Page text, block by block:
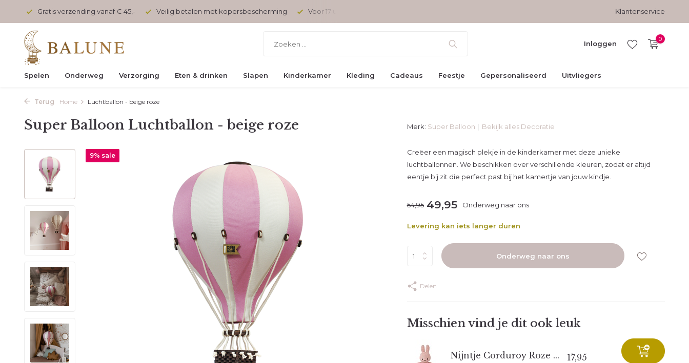
Gratis verzending vanaf € 45,- Veilig betalen met kopersbescherming Voor 17 uur besteld, vandaag verzonden Veilig betalen met
Klantenservice
Inloggen
0
Spelen Onderweg Verzorging Eten & drinken Slapen Kinderkamer Kleding Cadeaus Feestje Gepersonaliseerd Uitvliegers
Terug Home Luchtballon - beige roze
Super Balloon Luchtballon - beige roze
9% sale
Merk: Super Balloon Bekijk alles Decoratie
Creëer een magisch plekje in de kinderkamer met deze unieke
luchtballonnen. We beschikken over verschillende kleuren, zodat er altijd
eentje bij zit die perfect past bij het kamertje van jouw kindje.
54,95 49,95 Onderweg naar ons
Levering kan iets langer duren
Onderweg naar ons
Delen
Misschien vind je dit ook leuk
Nijntje Corduroy Roze ... 17,95